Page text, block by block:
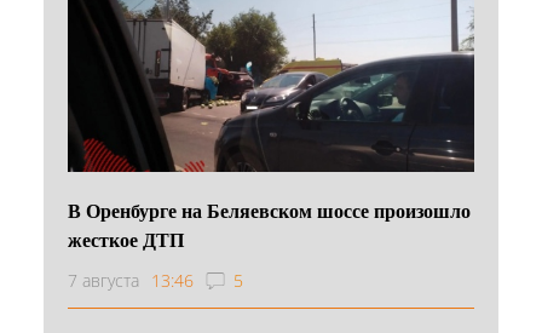
В Оренбурге на Беляевском шоссе произошло
жесткое ДТП
7 августа 13:46 5